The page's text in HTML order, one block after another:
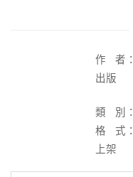
作 者：
出版
類
別：
格
式：
上架